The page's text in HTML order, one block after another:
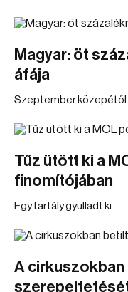
Magyar: öt
áfája
Szeptember közepétől.
Tűz ütött ki a
finomítójában
Egy tartály gyulladt ki.
A